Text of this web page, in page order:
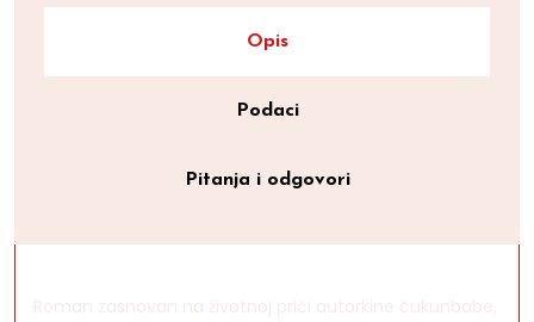
Opis
Podaci
Pitanja i odgovori
Roman zasnovan na životnoj priči autorkine čukunbabe,